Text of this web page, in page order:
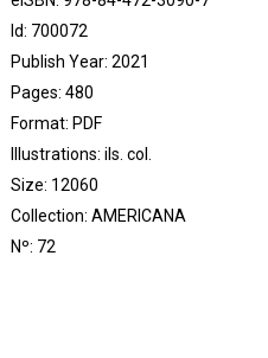
Id: 700072
Publish Year: 2021
Pages: 480
Format: PDF
Illustrations: ils. col.
Size: 12060
Collection:AMERICANA
Nº: 72